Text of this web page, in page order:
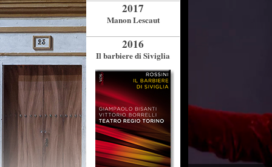
2017
Manon Lescaut
2016
Il barbiere di Siviglia